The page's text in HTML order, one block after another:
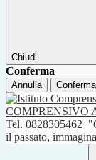
Chiudi
Conferma
Annulla Conferma
COMPRENSIVO
Tel. 0828305462
il passato,